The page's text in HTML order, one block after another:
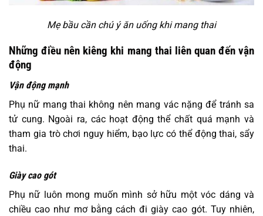
Mẹ bầu cần chú ý ăn uống khi mang thai
Những điều nên kiêng khi mang thai liên quan đến vận
động
Vận động mạnh
Phụ nữ mang thai không nên mang vác nặng để tránh sa
tử cung. Ngoài ra, các hoạt động thể chất quá mạnh và
tham gia trò chơi nguy hiểm, bạo lực có thể động thai, sẩy
thai.
Giày cao gót
Phụ nữ luôn mong muốn mình sở hữu một vóc dáng và
chiều cao như mơ bằng cách đi giày cao gót. Tuy nhiên,